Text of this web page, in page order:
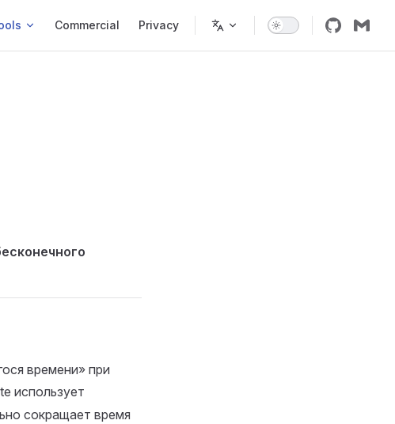
Commercial Privacy
времени» при
использует
сокращает время